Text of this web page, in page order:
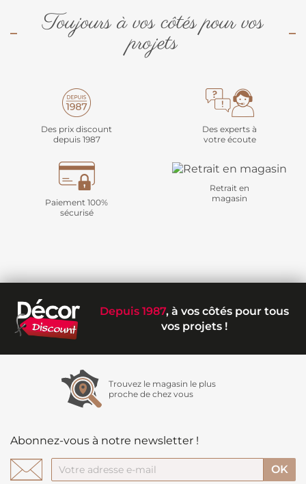
Toujours à vos côtés pour vos
projets
Des prix discount
depuis 1987
Des experts à
votre écoute
Paiement 100%
sécurisé
Retrait en
magasin
Depuis 1987, à vos côtés pour tous
vos projets !
Trouvez le magasin le plus
proche de chez vous
Abonnez-vous à notre newsletter !